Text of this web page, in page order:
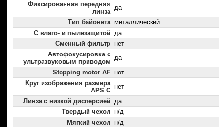
Фиксированная передняя
линза
да
Тип байонета металлический
С влаго- и пылезащитой да
Сменный фильтр нет
Автофокусировка с
ультразвуковым приводом
да
Stepping motor AF нет
Круг изображения размера
APS-C
нет
Линза с низкой дисперсией да
Твердый чехол н/д
Мягкий чехол н/д